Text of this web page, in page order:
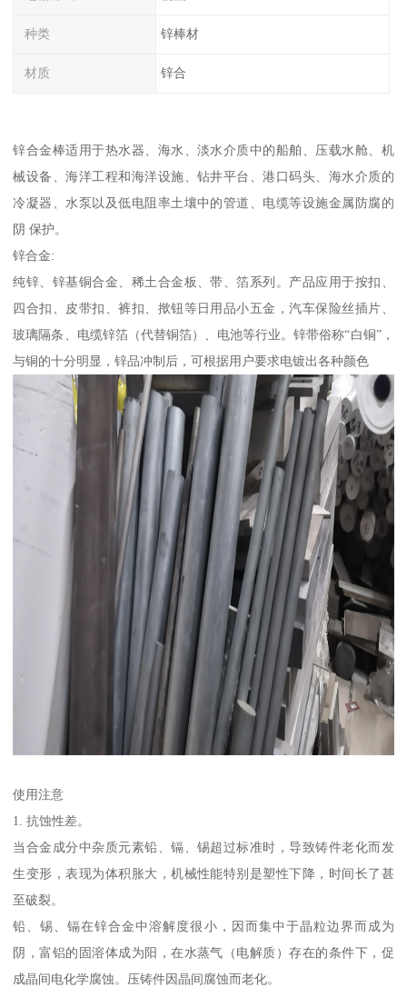
种类 锌棒材
材质 锌合
锌合金棒适用于热水器、海水、淡水介质中的船舶、压载水舱、机
械设备、海洋工程和海洋设施、钻井平台、港口码头、海水介质的
冷凝器、水泵以及低电阻率土壤中的管道、电缆等设施金属防腐的
阴 保护。
锌合金:
纯锌、锌基铜合金、稀土合金板、带、箔系列。产品应用于按扣、
四合扣、皮带扣、裤扣、揿钮等日用品小五金，汽车保险丝插片、
玻璃隔条、电缆锌箔（代替铜箔）、电池等行业。锌带俗称“白铜”，
与铜的十分明显，锌品冲制后，可根据用户要求电镀出各种颜色
使用注意
1. 抗蚀性差。
当合金成分中杂质元素铅、镉、锡超过标准时，导致铸件老化而发
生变形，表现为体积胀大，机械性能特别是塑性下降，时间长了甚
至破裂。
铅、锡、镉在锌合金中溶解度很小，因而集中于晶粒边界而成为
阴，富铝的固溶体成为阳，在水蒸气（电解质）存在的条件下，促
成晶间电化学腐蚀。压铸件因晶间腐蚀而老化。